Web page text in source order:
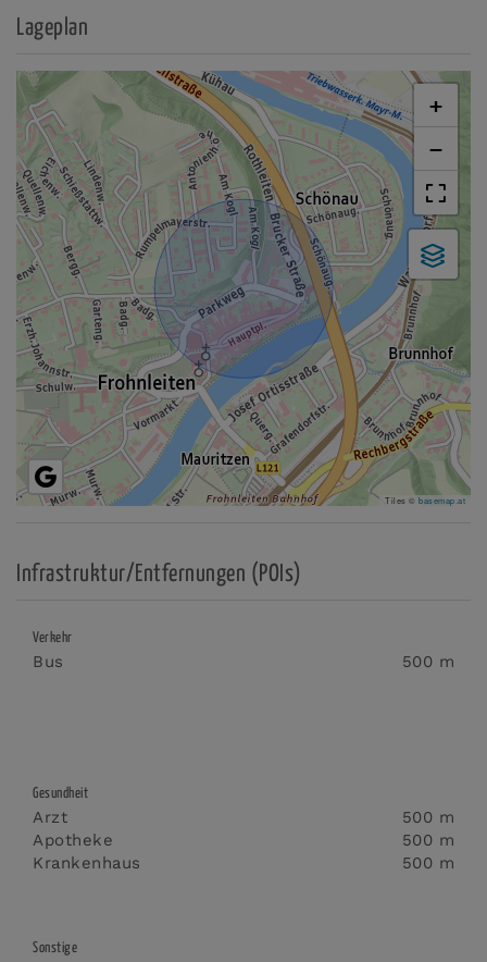
Lageplan
+
−
Tiles © basemap.at
Infrastruktur/Entfernungen (POIs)
Verkehr
Bus 500 m
Gesundheit
Arzt
500 m
Apotheke
500 m
Krankenhaus
500 m
Sonstige